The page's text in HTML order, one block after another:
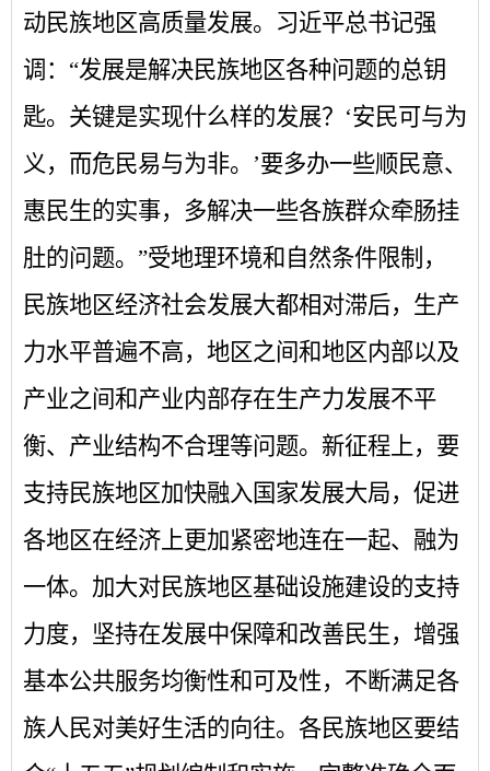
动民族地区高质量发展。习近平总书记强
调： “发展是解决民族地区各种问题的总钥
匙。关键是实现什么样的发展？‘安民可与为
义，而危民易与为非。’要多办一些顺民意、
惠民生的实事，多解决一些各族群众牵肠挂
肚的问题。”受地理环境和自然条件限制，
民族地区经济社会发展大都相对滞后，生产
力水平普遍不高，地区之间和地区内部以及
产业之间和产业内部存在生产力发展不平
衡、产业结构不合理等问题。新征程上，要
支持民族地区加快融入国家发展大局，促进
各地区在经济上更加紧密地连在一起、融为
一体。加大对民族地区基础设施建设的支持
力度，坚持在发展中保障和改善民生，增强
基本公共服务均衡性和可及性，不断满足各
族人民对美好生活的向往。各民族地区要结